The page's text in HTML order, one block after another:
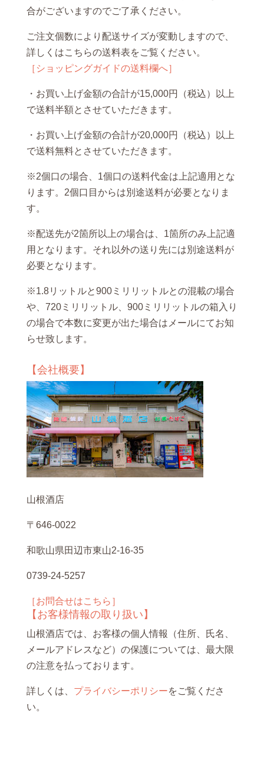
合がございますのでご了承ください。
ご注文個数により配送サイズが変動しますので、
詳しくはこちらの送料表をご覧ください。
［ショッピングガイドの送料欄へ］
・お買い上げ金額の合計が15,000円（税込）以上
で送料半額とさせていただきます。
・お買い上げ金額の合計が20,000円（税込）以上
で送料無料とさせていただきます。
※2個口の場合、1個口の送料代金は上記適用とな
ります。2個口目からは別途送料が必要となりま
す。
※配送先が2箇所以上の場合は、1箇所のみ上記適
用となります。それ以外の送り先には別途送料が
必要となります。
※1.8リットルと900ミリリットルとの混載の場合
や、720ミリリットル、900ミリリットルの箱入り
の場合で本数に変更が出た場合はメールにてお知
らせ致します。
【会社概要】
山根酒店
〒646-0022
和歌山県田辺市東山2-16-35
0739-24-5257
［お問合せはこちら］
【お客様情報の取り扱い】
山根酒店では、お客様の個人情報（住所、氏名、
メールアドレスなど）の保護については、最大限
の注意を払っております。
詳しくは、 プライバシーポリシーをご覧くださ
い。